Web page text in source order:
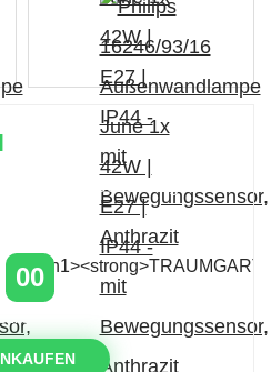
Rabatt auf Bestellungen
00